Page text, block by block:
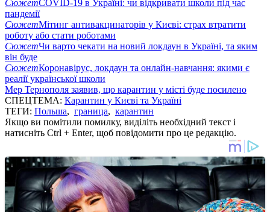
СюжетCOVID-19 в Україні: чи відкривати школи під час
пандемії
СюжетМітинг антивакцинаторів у Києві: страх втратити
роботу або стати роботами
СюжетЧи варто чекати на новий локдаун в Україні, та яким
він буде
СюжетКоронавірус, локдаун та онлайн-навчання: якими є
реалії української школи
Мер Тернополя заявив, що карантин у місті буде посилено
СПЕЦТЕМА: Карантин у Києві та Україні
ТЕГИ: Польша, граница, карантин
Якщо ви помітили помилку, виділіть необхідний текст і
натисніть Ctrl + Enter, щоб повідомити про це редакцію.